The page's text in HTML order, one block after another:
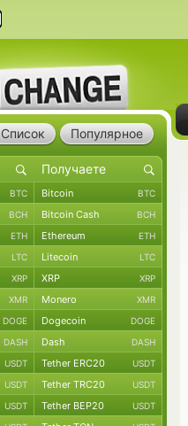
Список Популярное
BTC Bitcoin BTC
BCH Bitcoin Cash BCH
ETH Ethereum ETH
LTC Litecoin LTC
XRP XRP XRP
XMR Monero XMR
DOGE Dogecoin DOGE
DASH Dash DASH
USDT Tether ERC20 USDT
USDT Tether TRC20 USDT
USDT Tether BEP20 USDT